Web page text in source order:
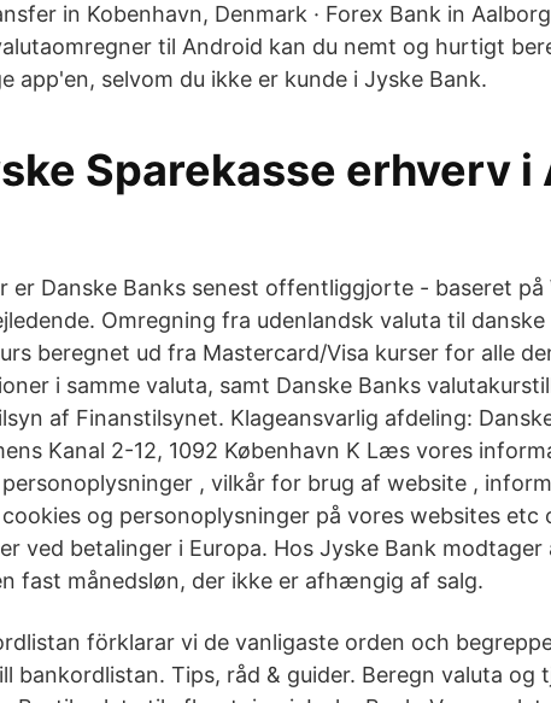
in Kobenhavn, Denmark · Forex Bank in
til Android kan du nemt og hurtigt
app'en, selvom du ikke er kunde i Jyske Bank.
Sparekasse erhverv i
er Danske Banks senest offentliggjorte - baseret på
Omregning fra udenlandsk valuta til
beregnet ud fra Mastercard/Visa kurser for alle
i samme valuta, samt Danske Banks
af Finanstilsynet. Klageansvarlig afdeling:
Kanal 2-12, 1092 København K Læs vores
, vilkår for brug af website ,
og personoplysninger på vores websites etc
ved betalinger i Europa. Hos Jyske Bank modtager
fast månedsløn, der ikke er afhængig af salg.
förklarar vi de vanligaste orden och
bankordlistan. Tips, råd & guider. Beregn valuta og